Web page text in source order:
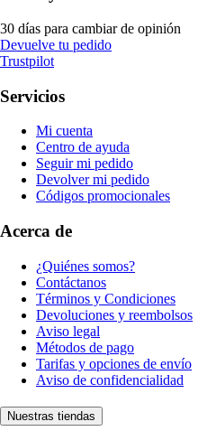
30 días para cambiar de opinión
Devuelve tu pedido
Trustpilot
Servicios
Mi cuenta
Centro de ayuda
Seguir mi pedido
Devolver mi pedido
Códigos promocionales
Acerca de
¿Quiénes somos?
Contáctanos
Términos y Condiciones
Devoluciones y reembolsos
Aviso legal
Métodos de pago
Tarifas y opciones de envío
Aviso de confidencialidad
Nuestras tiendas